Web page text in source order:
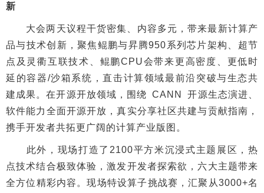
新
大会两天议程干货密集、内容多元，带来最新计算产
品与技术创新，聚焦鲲鹏与昇腾950系列芯片架构、超节
点及灵衢互联技术、鲲鹏CPU会带来更高密度、更低时
延的容器/沙箱系统，直击计算领域最前沿突破与生态共
建成果。在开源开放领域，围绕 CANN 开源生态演进、
软件能力全面开源开放，真实分享社区共建与贡献指南，
携手开发者共拓更广阔的计算产业版图。
此外，现场打造了2100平方米沉浸式主题展区，热
点技术结合极致体验，激发开发者探索欲，六大主题带来
全方位精彩内容。现场特设算子挑战赛，汇聚从3000+名